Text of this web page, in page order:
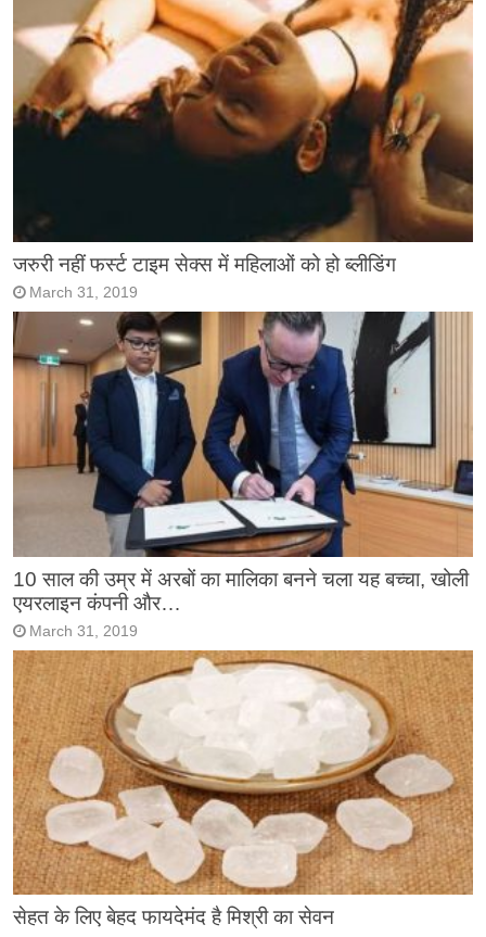
जरुरी नहीं फर्स्ट टाइम सेक्स में महिलाओं को हो ब्लीडिंग
March 31, 2019
10 साल की उम्र में अरबों का मालिका बनने चला यह बच्चा, खोली
एयरलाइन कंपनी और…
March 31, 2019
सेहत के लिए बेहद फायदेमंद है मिश्री का सेवन